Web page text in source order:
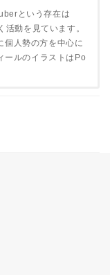
ック
という存在は
動を見ています。
個人勢の方を中心に
ールのイラストはPo